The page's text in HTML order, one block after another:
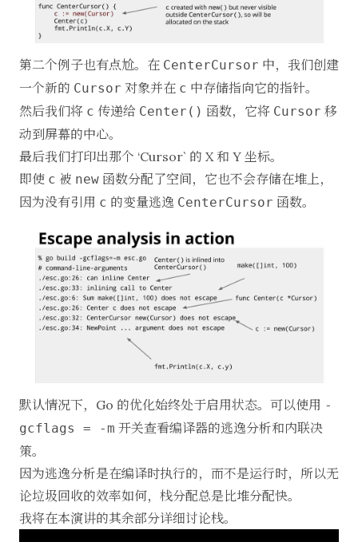
第二个例子也有点尬。在 CenterCursor 中，我们创建
一个新的 Cursor 对象并在 c 中存储指向它的指针。
然后我们将 c 传递给 Center() 函数，它将 Cursor 移
动到屏幕的中心。
最后我们打印出那个 ‘Cursor` 的 X 和 Y 坐标。
即使 c 被 new 函数分配了空间，它也不会存储在堆上，
因为没有引用 c 的变量逃逸 CenterCursor 函数。
默认情况下，Go 的优化始终处于启用状态。可以使用 -
gcflags = -m 开关查看编译器的逃逸分析和内联决
策。
因为逃逸分析是在编译时执行的，而不是运行时，所以无
论垃圾回收的效率如何，栈分配总是比堆分配快。
我将在本演讲的其余部分详细讨论栈。